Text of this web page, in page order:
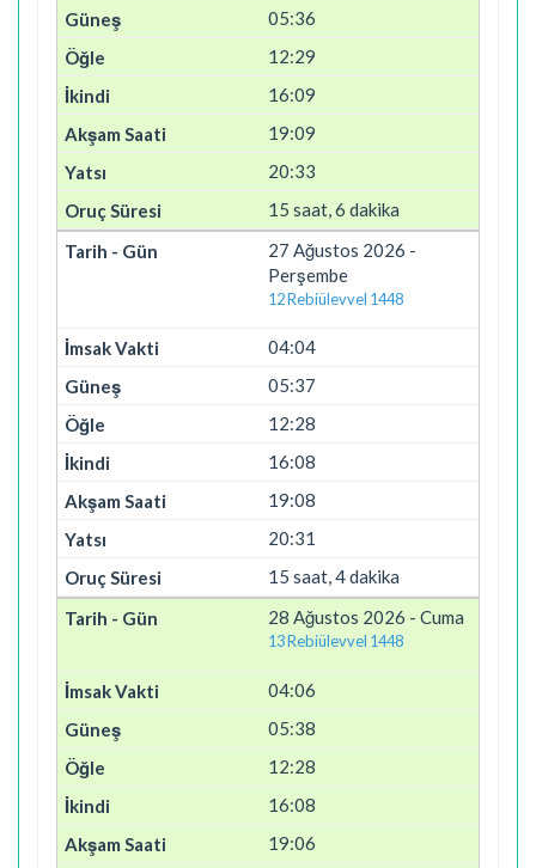
05:36
12:29
16:09
19:09
20:33
15 saat, 6 dakika
27 Ağustos 2026 -
Perşembe
12 Rebiülevvel 1448
04:04
05:37
12:28
16:08
19:08
20:31
15 saat, 4 dakika
28 Ağustos 2026 - Cuma
13 Rebiülevvel 1448
04:06
05:38
12:28
16:08
19:06